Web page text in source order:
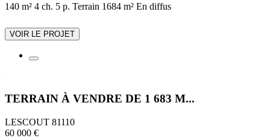
140 m² 4 ch. 5 p. Terrain 1684 m² En diffus
VOIR LE PROJET
TERRAIN À VENDRE DE 1 683 M...
LESCOUT 81110
60 000 €